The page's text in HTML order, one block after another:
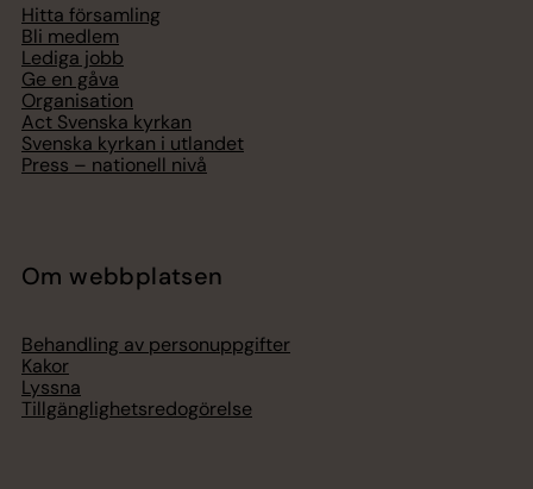
Hitta församling
Bli medlem
Lediga jobb
Ge en gåva
Organisation
Act Svenska kyrkan
Svenska kyrkan i utlandet
Press – nationell nivå
Om webbplatsen
Behandling av personuppgifter
Kakor
Lyssna
Tillgänglighetsredogörelse